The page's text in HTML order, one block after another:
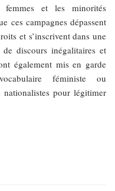
et les minorités
ces campagnes dépassent
et s’inscrivent dans une
discours inégalitaires et
également mis en garde
féministe ou
nationalistes pour légitimer